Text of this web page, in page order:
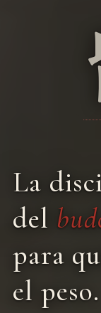
La
del
para
el peso.